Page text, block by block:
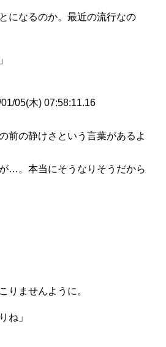
になるのか。最近の流行なの
05(木) 07:58:11.16
前の静けさという言葉があるよ
…。本当にそうなりそうだから
りませんように。
ね」